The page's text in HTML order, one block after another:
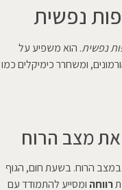
נפשית
נפשית. הוא משפיע על
ומשחרר כימיקלים כמו
את מצב הרוח
במצב הרוח. בשעת חום, הגוף
רווחה ומסייע להתמודד עם